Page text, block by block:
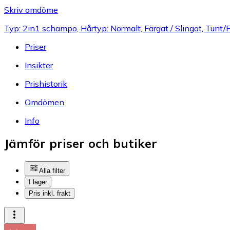
Skriv omdöme
Typ: 2in1 schampo, Hårtyp: Normalt, Färgat / Slingat, Tunt/
Priser
Insikter
Prishistorik
Omdömen
Info
Jämför priser och butiker
Alla filter
I lager
Pris inkl. frakt